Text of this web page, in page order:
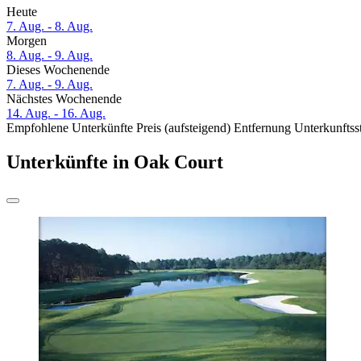
Heute
7. Aug. - 8. Aug.
Morgen
8. Aug. - 9. Aug.
Dieses Wochenende
7. Aug. - 9. Aug.
Nächstes Wochenende
14. Aug. - 16. Aug.
Empfohlene Unterkünfte Preis (aufsteigend) Entfernung
Unterkünfte in Oak Court